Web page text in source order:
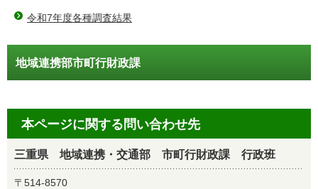
令和7年度各種調査結果
地域連携部市町行財政課
本ページに関する問い合わせ先
三重県 地域連携・交通部 市町行財政課 行政班
〒514-8570